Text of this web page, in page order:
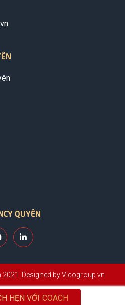
QUYÊN
Designed by Vicogroup.vn
HẸN VỚI COACH